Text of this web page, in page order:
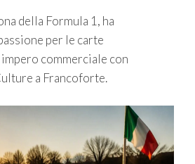
della Formula 1, ha
per le carte
commerciale con
a Francoforte.